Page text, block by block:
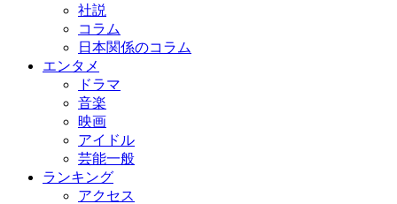
社説
コラム
日本関係のコラム
エンタメ
ドラマ
音楽
映画
アイドル
芸能一般
ランキング
アクセス